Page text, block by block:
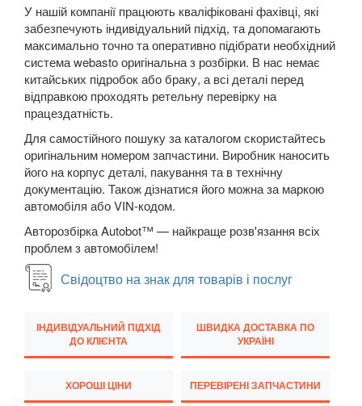
Q5 II (FY, 80A)
Q5 II (80A) Sportback
Q7 I (4L)
Q7 II (4M)
Q8 I
TT I (8N3, 8N9)
TT III (FV3, FV9)
BMW
CITROEN keyboard_arrow_down
FIAT keyboard_arrow_down
FORD keyboard_arrow_down
У нашій компанії працюють кваліфіковані фахівці, які
забезпечують індивідуальний підхід, та допомагають
максимально точно та оперативно підібрати необхідний
система webasto оригінальна з розбірки. В нас немає
китайських підробок або браку, а всі деталі перед
відправкою проходять ретельну перевірку на
працездатність.
Для самостійного пошуку за каталогом скористайтесь
оригінальним номером запчастини. Виробник наносить
його на корпус деталі, пакування та в технічну
документацію. Також дізнатися його можна за маркою
автомобіля або VIN-кодом.
Авторозбірка Autobot™ — найкраще розв'язання всіх
проблем з автомобілем!
Свідоцтво на знак для товарів і послуг
ІНДИВІДУАЛЬНИЙ ПІДХІД
ДО КЛІЄНТА
ШВИДКА ДОСТАВКА ПО
УКРАЇНІ
ХОРОШІ ЦІНИ ПЕРЕВІРЕНІ ЗАПЧАСТИНИ